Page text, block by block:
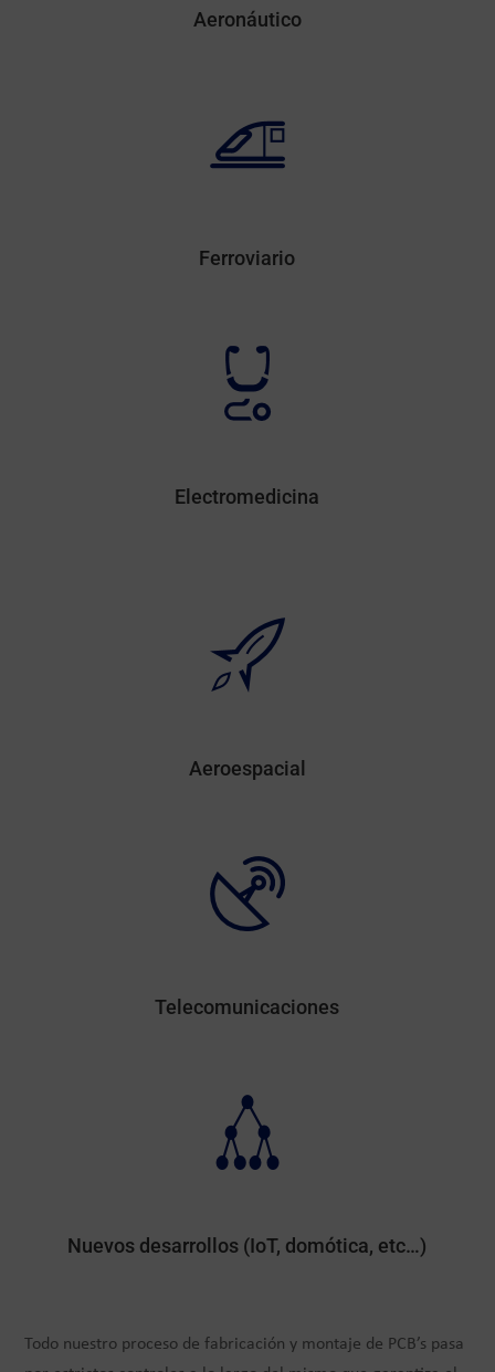
Aeronáutico
Ferroviario
Electromedicina
Aeroespacial
Telecomunicaciones
Nuevos desarrollos (IoT, domótica, etc…)
Todo nuestro proceso de fabricación y montaje de PCB’s pasa